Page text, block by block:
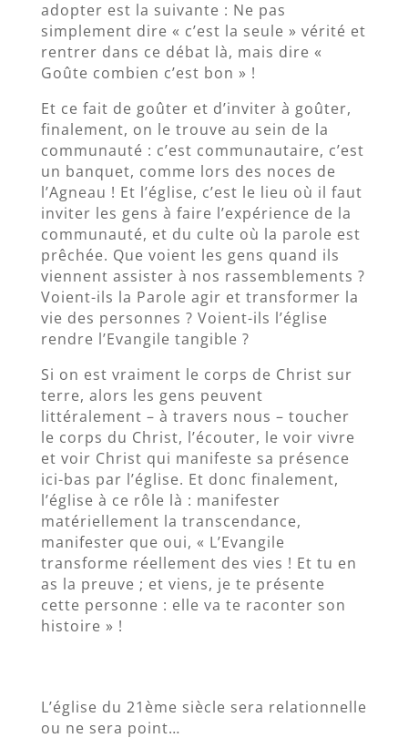
adopter est la suivante : Ne pas
simplement dire « c’est la seule » vérité et
rentrer dans ce débat là, mais dire «
Goûte combien c’est bon » !
Et ce fait de goûter et d’inviter à goûter,
finalement, on le trouve au sein de la
communauté : c’est communautaire, c’est
un banquet, comme lors des noces de
l’Agneau ! Et l’église, c’est le lieu où il faut
inviter les gens à faire l’expérience de la
communauté, et du culte où la parole est
prêchée. Que voient les gens quand ils
viennent assister à nos rassemblements ?
Voient-ils la Parole agir et transformer la
vie des personnes ? Voient-ils l’église
rendre l’Evangile tangible ?
Si on est vraiment le corps de Christ sur
terre, alors les gens peuvent
littéralement – à travers nous – toucher
le corps du Christ, l’écouter, le voir vivre
et voir Christ qui manifeste sa présence
ici-bas par l’église. Et donc finalement,
l’église à ce rôle là : manifester
matériellement la transcendance,
manifester que oui, « L’Evangile
transforme réellement des vies ! Et tu en
as la preuve ; et viens, je te présente
cette personne : elle va te raconter son
histoire » !
L’église du 21ème siècle sera relationnelle
ou ne sera point…